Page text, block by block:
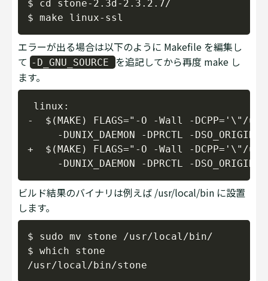
$ cd stone-2.3d-2.3.2.7/
エラーが出る場合は以下のように Makefile を編集し
て -D_GNU_SOURCE
を追記してから再度 make し
ます。
linux:
-  $(MAKE) FLAGS="-O -Wall -DCPP='\"/
-DUNIX_DAEMON -DPRCTL -
+  $(MAKE) FLAGS="-O -Wall -DCPP='\"/
ビルド結果のバイナリは例えば /usr/local/bin に設置
します。
$ sudo mv stone /usr/local/bin/
$ which stone